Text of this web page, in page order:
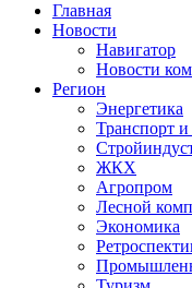
Главная
Новости
Навигатор
Новости
Регион
Энергетика
Транспорт и
ЖКХ
Агропром
Лесной
Экономика